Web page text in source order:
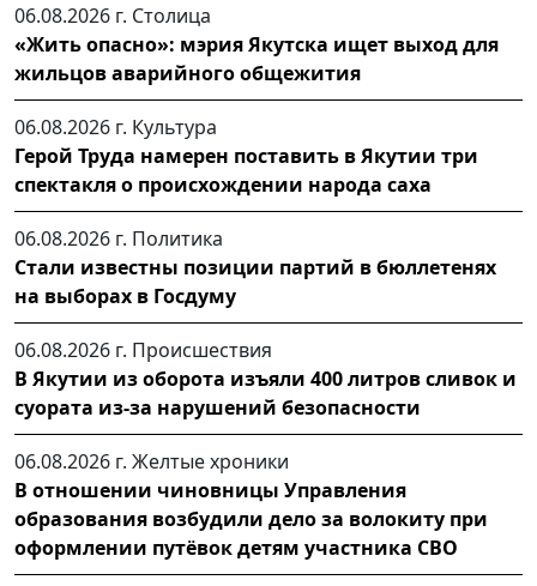
06.08.2026 г. Столица
«Жить опасно»: мэрия Якутска ищет выход для
жильцов аварийного общежития
06.08.2026 г. Культура
Герой Труда намерен поставить в Якутии три
спектакля о происхождении народа саха
06.08.2026 г. Политика
Стали известны позиции партий в бюллетенях
на выборах в Госдуму
06.08.2026 г. Происшествия
В Якутии из оборота изъяли 400 литров сливок и
суората из-за нарушений безопасности
06.08.2026 г. Желтые хроники
В отношении чиновницы Управления
образования возбудили дело за волокиту при
оформлении путёвок детям участника СВО